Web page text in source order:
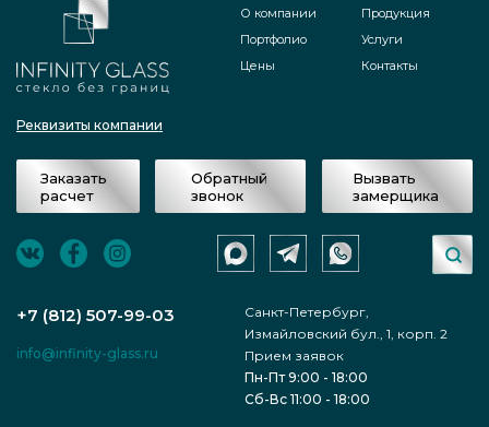
Реквизиты компании
О компании
Портфолио
Цены
Продукция
Услуги
Контакты
Заказать
расчет
Обратный
звонок
Вызвать
замерщика
+7 (812) 507-99-03
Санкт-Петербург,
Измайловский бул., 1, корп. 2
info@infinity-glass.ru
Прием заявок
Пн-Пт 9:00 - 18:00
Сб-Вс 11:00 - 18:00